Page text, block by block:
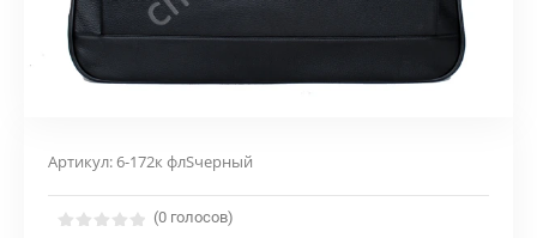
Артикул:6-172к флSчерный
(0 голосов)